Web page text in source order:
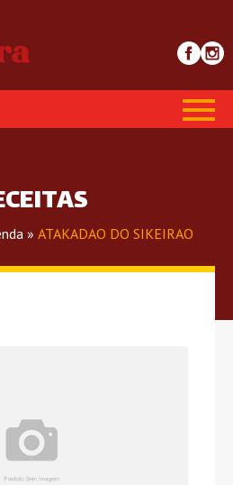
» ATAKADAO DO SIKEIRAO